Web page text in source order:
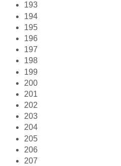
193
194
195
196
197
198
199
200
201
202
203
204
205
206
207